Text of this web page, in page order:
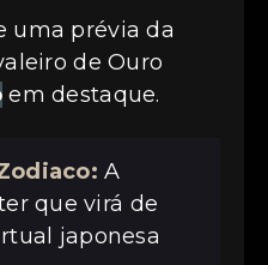
uma prévia da
de Ouro
em destaque.
A
que virá de
japonesa